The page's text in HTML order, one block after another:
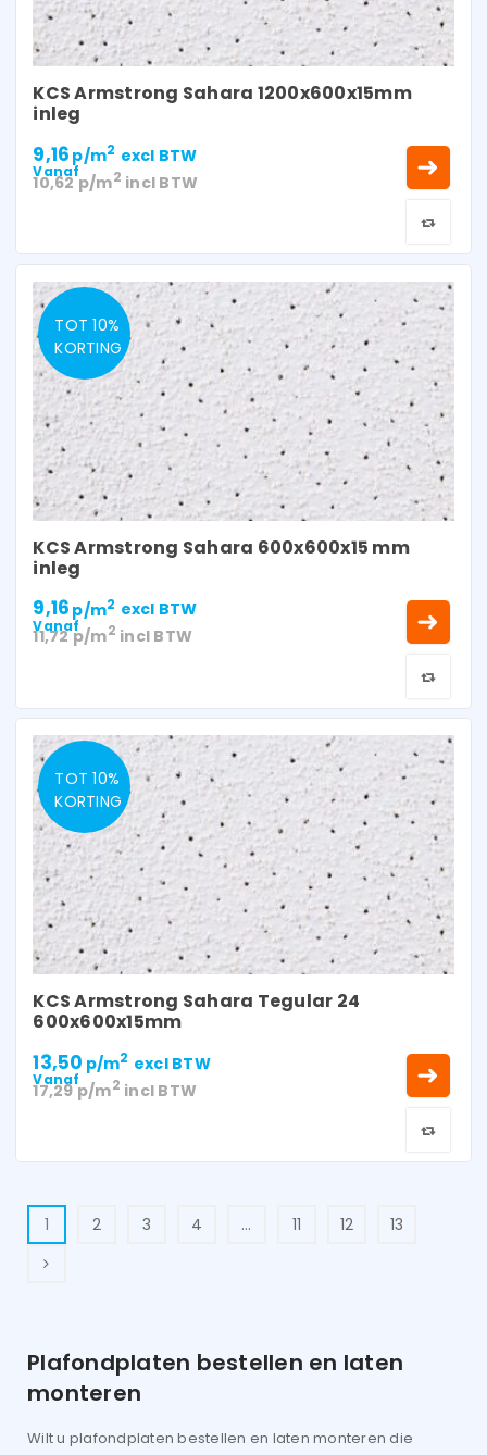
KCS Armstrong Sahara 1200x600x15mm
inleg
Vanaf
9,16 p/m2 excl BTW
10,62p/m2 incl BTW
TOT 10%
KORTING
KCS Armstrong Sahara 600x600x15 mm
inleg
Vanaf
9,16 p/m2 excl BTW
11,72p/m2 incl BTW
TOT 10%
KORTING
KCS Armstrong Sahara Tegular 24
600x600x15mm
Vanaf
13,50 p/m2 excl BTW
17,29p/m2 incl BTW
1 2 3 4 … 11 12 13
Plafondplaten bestellen en laten
monteren
Wilt u plafondplaten bestellen en laten monteren die